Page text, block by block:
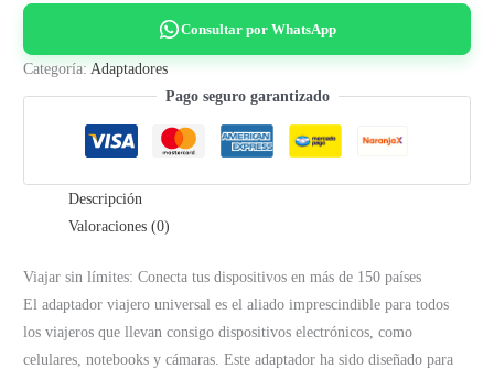
ideal
para
Consultar por WhatsApp
Categoría: Adaptadores
Pago seguro garantizado
Descripción
Valoraciones (0)
Viajar sin límites: Conecta tus dispositivos en más de 150 países
El adaptador viajero universal es el aliado imprescindible para todos
los viajeros que llevan consigo dispositivos electrónicos, como
celulares, notebooks y cámaras. Este adaptador ha sido diseñado para